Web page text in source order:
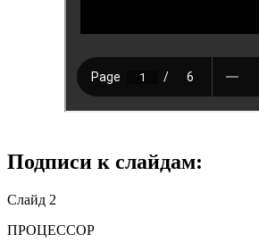
Подписи к слайдам:
Слайд 2
ПРОЦЕССОР